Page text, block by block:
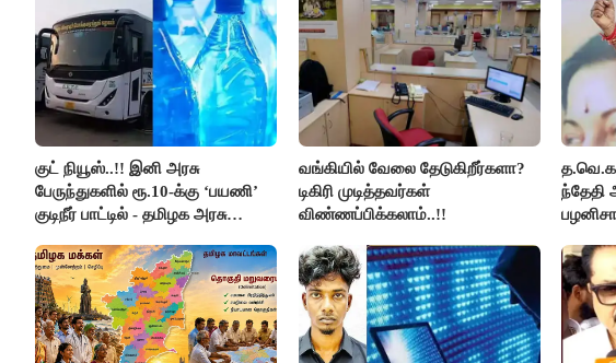
குட் நியூஸ்..!! இனி அரசு
பேருந்துகளில் ரூ.10-க்கு ‘பயணி’
குடிநீர் பாட்டில் - தமிழக அரசு
வங்கியில் வேலை தேடுகிறீர்களா?
டிகிரி முடித்தவர்கள்
விண்ணப்பிக்கலாம்..!!
ந்தேதி